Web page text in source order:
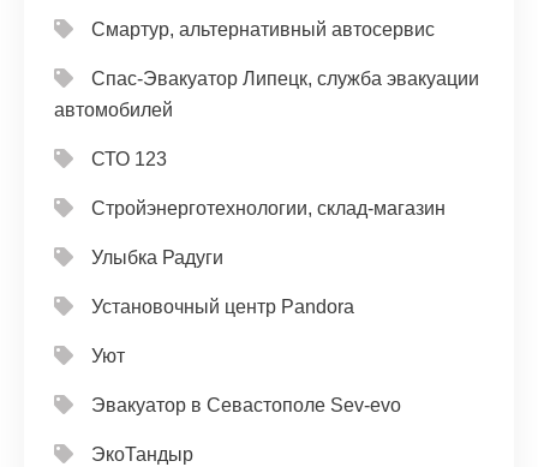
Смартур, альтернативный автосервис
Спас-Эвакуатор Липецк, служба эвакуации
автомобилей
СТО 123
Стройэнерготехнологии, склад-магазин
Улыбка Радуги
Установочный центр Pandora
Уют
Эвакуатор в Севастополе Sev-evo
ЭкоТандыр